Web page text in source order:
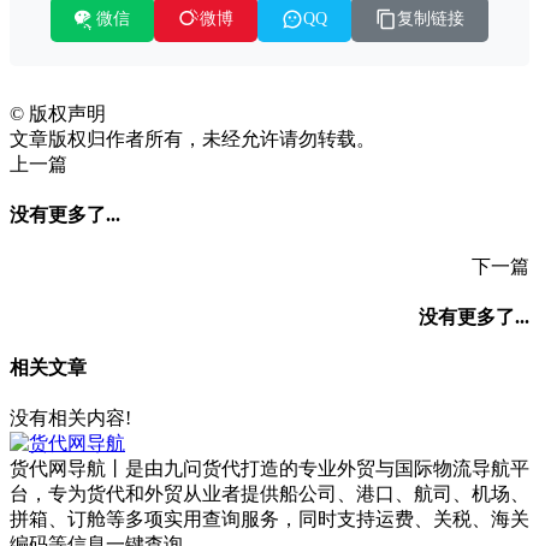
微信 微博 QQ 复制链接
© 版权声明
文章版权归作者所有，未经允许请勿转载。
上一篇
没有更多了...
下一篇
没有更多了...
相关文章
没有相关内容!
货代网导航丨是由九问货代打造的专业外贸与国际物流导航平
台，专为货代和外贸从业者提供船公司、港口、航司、机场、
拼箱、订舱等多项实用查询服务，同时支持运费、关税、海关